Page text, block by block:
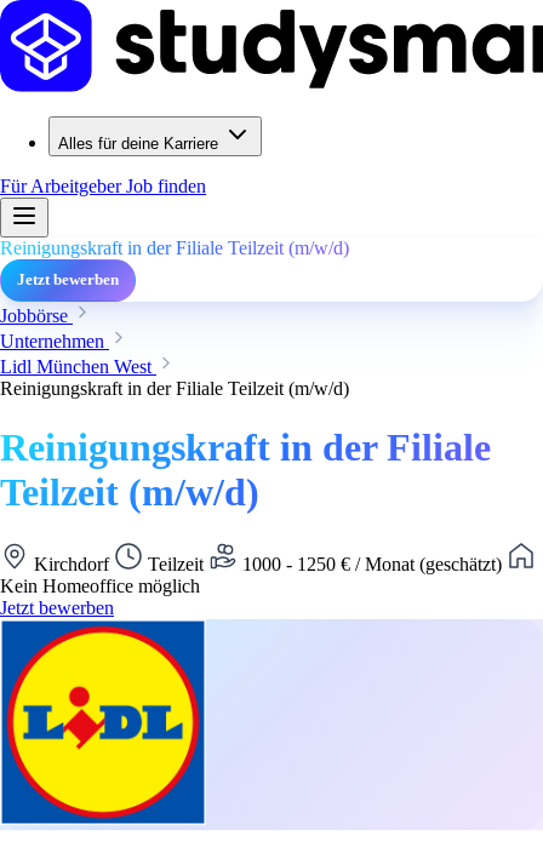
Alles für deine Karriere
Für ArbeitgeberJob finden
Reinigungskraft in der Filiale Teilzeit (m/w/d)
Jetzt bewerben
Jobbörse
Unternehmen
Lidl München West
Reinigungskraft in der Filiale Teilzeit (m/w/d)
Reinigungskraft in der Filiale
Teilzeit (m/w/d)
Kirchdorf Teilzeit
1000 - 1250 € / Monat (geschätzt)
Kein Homeoffice möglich
Jetzt bewerben